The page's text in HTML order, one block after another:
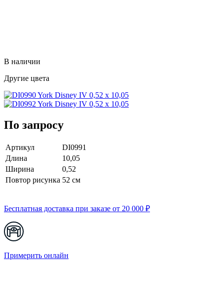
В наличии
Другие цвета
По запросу
Артикул
DI0991
Длина
10,05
Ширина
0,52
Повтор рисунка 52 cм
Бесплатная доставка при заказе от 20 000 ₽
Примерить онлайн